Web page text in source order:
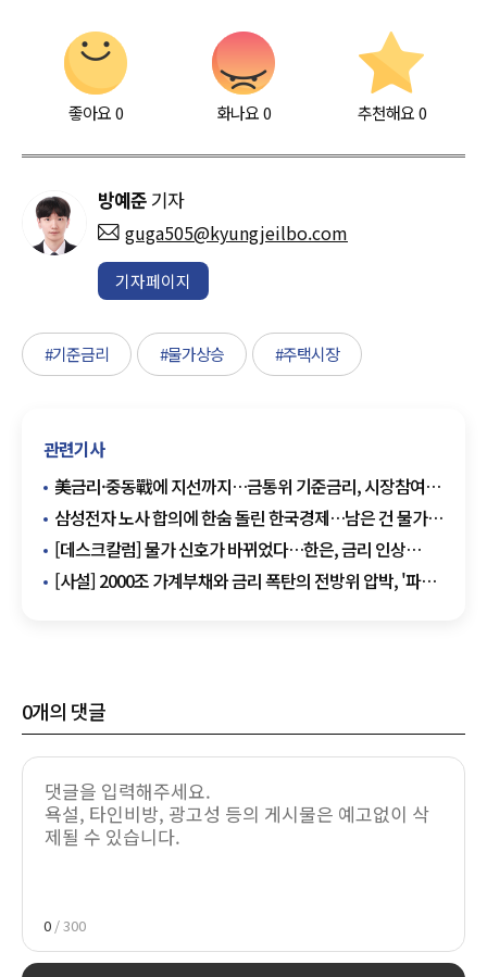
좋아요0 화나요0 추천해요 0
방예준 기자
guga505@kyungjeilbo.com
기자페이지
#기준금리 #물가상승 #주택시장
관련기사
美금리·중동戰에 지선까지…금통위 기준금리, 시장참여자
99% 동결 예상
삼성전자 노사 합의에 한숨 돌린 한국경제…남은 건 물가·
금리 리스크
[데스크칼럼] 물가 신호가 바뀌었다…한은, 금리 인상
준비할 때다
[사설] 2000조 가계부채와 금리 폭탄의 전방위 압박, '파국'
0개의 댓글
0 / 300